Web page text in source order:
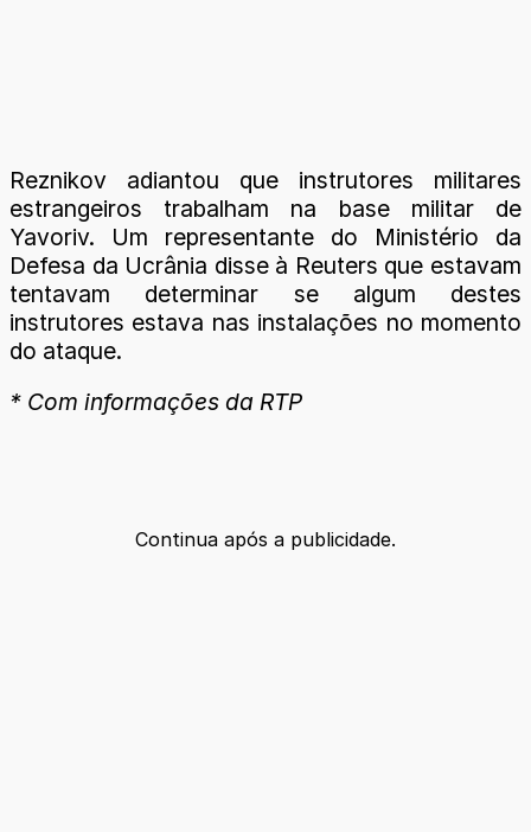
Reznikov adiantou que instrutores militares
estrangeiros trabalham na base militar de
Yavoriv. Um representante do Ministério da
Defesa da Ucrânia disse à Reuters que estavam
tentavam determinar se algum destes
instrutores estava nas instalações no momento
do ataque.
* Com informações da RTP
Continua após a publicidade.